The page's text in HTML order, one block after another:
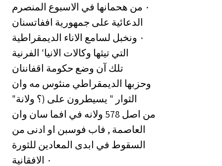
في الاسبوع المنصرم ‎٠‏ من هحمانها
الدعائية على جمهورية اففاتسنان
الديمقراطية ‎٠‏ ونخبل لسامع الاناء
التي تيثها وكالات الانيا' الفرنية
تلك آن وضع حكومة اقفاننان
وحزبها الديمقراطي منئوس مه وان
"الثوار " يسيطرون على (؟ ولانة
من اصل 578 ولانه في افما سان وان
العاصمة , فاب فوسبن او ادنى من
السقوط في ابدى المعادين للثورة
الافقانية ‎٠‏